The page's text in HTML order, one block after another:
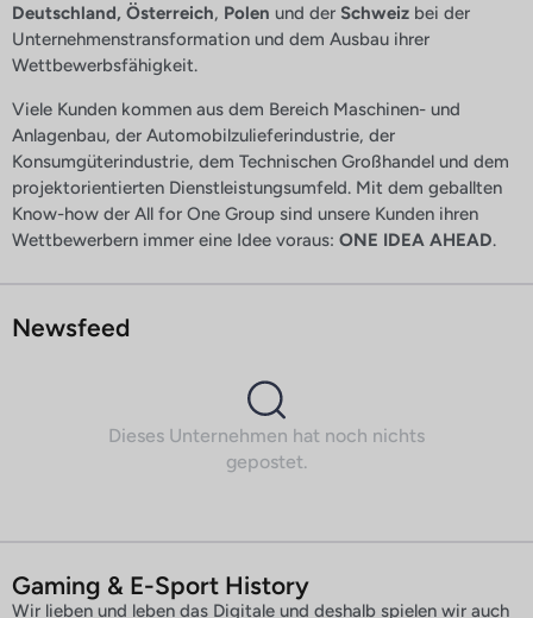
Deutschland, Österreich, Polen und der Schweiz bei der
Unternehmenstransformation und dem Ausbau ihrer
Wettbewerbsfähigkeit.
Viele Kunden kommen aus dem Bereich Maschinen- und
Anlagenbau, der Automobilzulieferindustrie, der
Konsumgüterindustrie, dem Technischen Großhandel und dem
projektorientierten Dienstleistungsumfeld. Mit dem geballten
Know-how der All for One Group sind unsere Kunden ihren
Wettbewerbern immer eine Idee voraus: ONE IDEA AHEAD.
Newsfeed
Dieses Unternehmen hat noch nichts
gepostet.
Gaming & E-Sport History
Wir lieben und leben das Digitale und deshalb spielen wir auch